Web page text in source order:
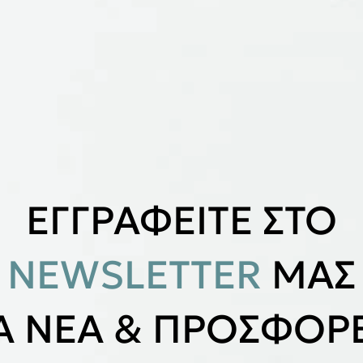
ΕΓΓΡΑΦΕΙΤΕ ΣΤΟ
NEWSLETTER ΜΑΣ
ΝΕΑ &